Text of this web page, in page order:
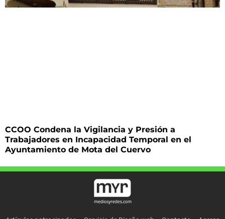
CCOO Condena la Vigilancia y Presión a
Trabajadores en Incapacidad Temporal en el
Ayuntamiento de Mota del Cuervo